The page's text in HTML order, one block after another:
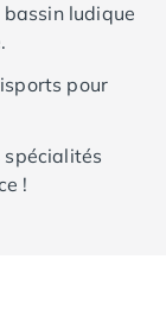
ludique
pour
spécialités
!